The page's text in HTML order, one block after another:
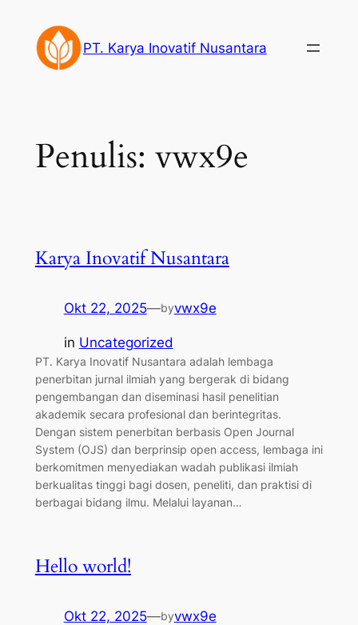
konten
PT. Karya Inovatif Nusantara
Penulis: vwx9e
Karya Inovatif Nusantara
Okt 22, 2025—byvwx9e
in Uncategorized
PT. Karya Inovatif Nusantara adalah lembaga
penerbitan jurnal ilmiah yang bergerak di bidang
pengembangan dan diseminasi hasil penelitian
akademik secara profesional dan berintegritas.
Dengan sistem penerbitan berbasis Open Journal
System (OJS) dan berprinsip open access, lembaga ini
berkomitmen menyediakan wadah publikasi ilmiah
berkualitas tinggi bagi dosen, peneliti, dan praktisi di
berbagai bidang ilmu. Melalui layanan…
Hello world!
Okt 22, 2025—byvwx9e